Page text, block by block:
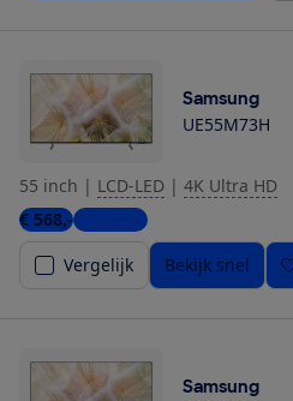
Samsung
UE55M73H
55 inch | LCD-LED | 4K Ultra HD
€ 568,-4 winkels
Vergelijk
Bekijk snel
Samsung